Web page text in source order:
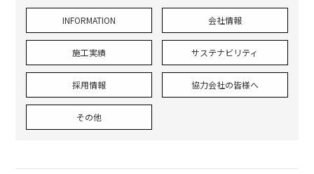
INFORMATION 会社情報
施工実績 サステナビリティ
採用情報 協力会社の皆様へ
その他